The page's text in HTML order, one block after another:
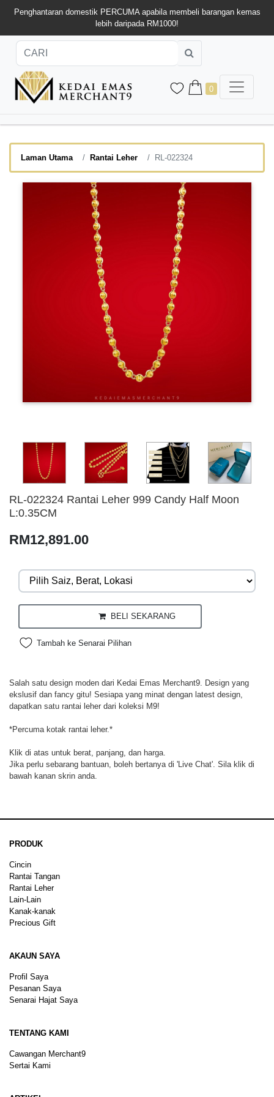
Penghantaran domestik PERCUMA apabila membeli barangan kemas
lebih daripada RM1000!
0
Laman Utama Rantai Leher RL-022324
RL-022324 Rantai Leher 999 Candy Half Moon
L:0.35CM
RM12,891.00
BELI SEKARANG
Tambah ke Senarai Pilihan
Salah satu design moden dari Kedai Emas Merchant9. Design yang
ekslusif dan fancy gitu! Sesiapa yang minat dengan latest design,
dapatkan satu rantai leher dari koleksi M9!
*Percuma kotak rantai leher.*
Klik di atas untuk berat, panjang, dan harga.
Jika perlu sebarang bantuan, boleh bertanya di 'Live Chat'. Sila klik di
bawah kanan skrin anda.
PRODUK
Cincin
Rantai Tangan
Rantai Leher
Lain-Lain
Kanak-kanak
Precious Gift
AKAUN SAYA
Profil Saya
Pesanan Saya
Senarai Hajat Saya
TENTANG KAMI
Cawangan Merchant9
Sertai Kami